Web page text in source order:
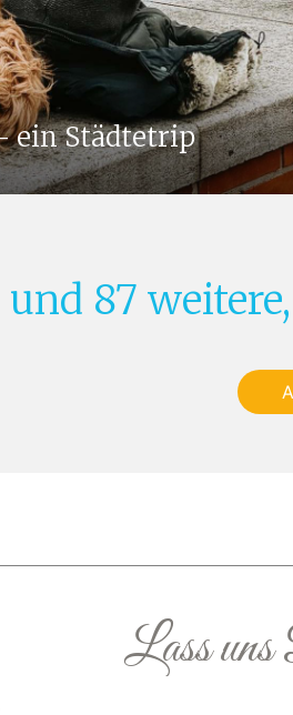
ein Städtetrip
87
Lass uns